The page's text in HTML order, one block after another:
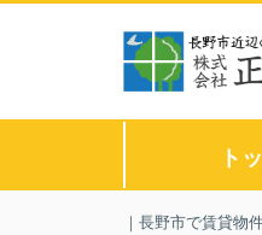
ト
｜長野市で賃貸物